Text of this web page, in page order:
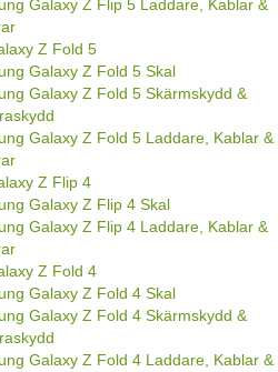
Galaxy Z Flip 5 Laddare, Kablar &
Z Fold 5
Galaxy Z Fold 5 Skal
Galaxy Z Fold 5 Skärmskydd &
Galaxy Z Fold 5 Laddare, Kablar &
Z Flip 4
Galaxy Z Flip 4 Skal
Galaxy Z Flip 4 Laddare, Kablar &
Z Fold 4
Galaxy Z Fold 4 Skal
Galaxy Z Fold 4 Skärmskydd &
Galaxy Z Fold 4 Laddare, Kablar &